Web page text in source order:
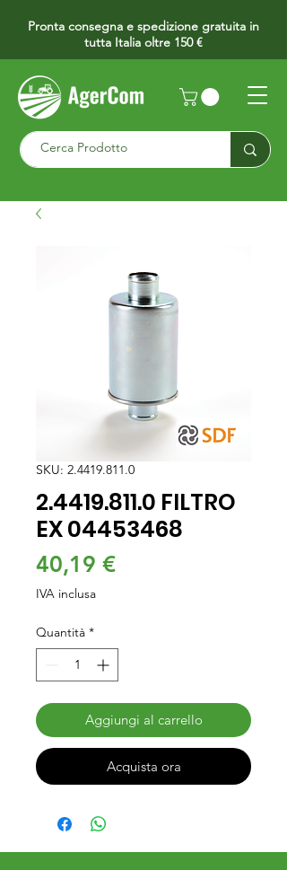
Pronta consegna e spedizione gratuita in
tutta Italia oltre 150 €
SKU: 2.4419.811.0
2.4419.811.0 FILTRO
EX 04453468
40,19 €Prezzo
IVA inclusa
Quantità *
Aggiungi al carrello
Acquista ora